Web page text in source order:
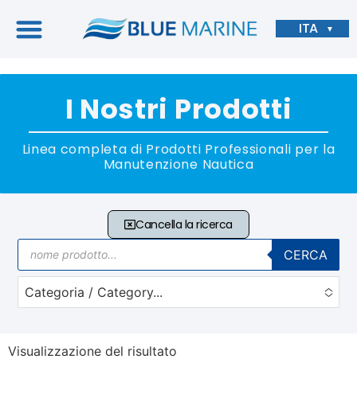
ITA ▼
I Nostri Prodotti
Linea completa di Prodotti Professionali per la
Manutenzione Nautica
Cancella la ricerca
CERCA
Categoria / Category...
Visualizzazione del risultato